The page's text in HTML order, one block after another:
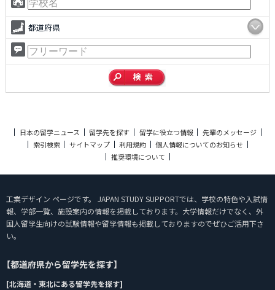
都道府県
日本の留学ニュース 留学先を探す 留学に役立つ情報
先輩のメッセージ
索引検索
サイトマップ 利用規約
個人情報についてのお知らせ
推奨環境について
工業デザイン ページです。 JAPAN STUDY SUPPORTでは、学校の特色や入試情
報、学部一覧、施設案内の情報を掲載しております。大学情報だけでなく、外
国人留学生向けの試験情報や留学情報も掲載しておりますのでぜひご活用下さ
い。
【都道府県から留学先を探す】
[北海道・東北にある留学先を探す]